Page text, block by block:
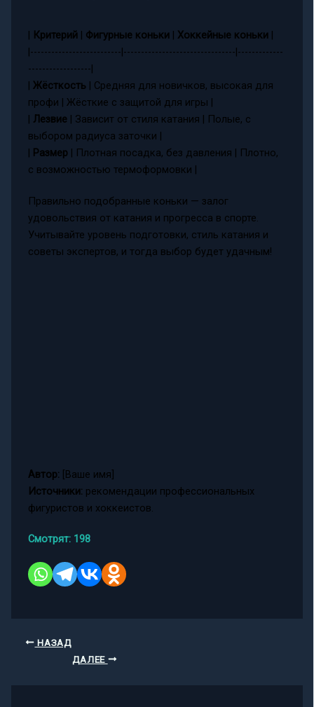
| Критерий| Фигурные коньки| Хоккейные коньки|
|--------------------------|--------------------------------|-------------
------------------|
| Жёсткость| Средняя для новичков, высокая для
профи | Жёсткие с защитой для игры |
| Лезвие| Зависит от стиля катания | Полые, с
выбором радиуса заточки |
| Размер| Плотная посадка, без давления | Плотно,
с возможностью термоформовки |
Правильно подобранные коньки — залог
удовольствия от катания и прогресса в спорте.
Учитывайте уровень подготовки, стиль катания и
советы экспертов, и тогда выбор будет удачным!
Автор: [Ваше имя]
Источники: рекомендации профессиональных
фигуристов и хоккеистов.
Смотрят: 198
НАЗАД
ДАЛЕЕ